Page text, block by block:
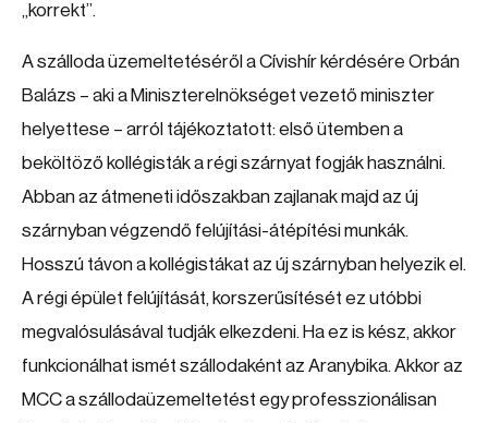
„korrekt”.
A szálloda üzemeltetéséről a Cívishír kérdésére Orbán
Balázs – aki a Miniszterelnökséget vezető miniszter
helyettese – arról tájékoztatott: első ütemben a
beköltöző kollégisták a régi szárnyat fogják használni.
Abban az átmeneti időszakban zajlanak majd az új
szárnyban végzendő felújítási-átépítési munkák.
Hosszú távon a kollégistákat az új szárnyban helyezik el.
A régi épület felújítását, korszerűsítését ez utóbbi
megvalósulásával tudják elkezdeni. Ha ez is kész, akkor
funkcionálhat ismét szállodaként az Aranybika. Akkor az
MCC a szállodaüzemeltetést egy professzionálisan